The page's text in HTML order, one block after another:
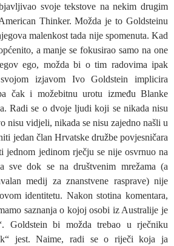
svoje tekstove na nekim drugim
Thinker. Možda je to Goldsteinu
malenkost tada nije spomenuta. Kad
a manje se fokusirao samo na one
ego, možda bi o tim radovima ipak
izjavom Ivo Goldstein implicira
čak i možebitnu urotu između Blanke
Radi se o dvoje ljudi koji se nikada nisu
nisu vidjeli, nikada se nisu zajedno našli u
jedan član Hrvatske družbe povjesničara
jednom jedinom rječju se nije osvrnuo na
sve dok se na društvenim mrežama (a
medij za znanstvene rasprave) nije
identitetu. Nakon stotina komentara,
saznanja o kojoj osobi iz Australije je
Goldstein bi možda trebao u rječniku
jest. Naime, radi se o riječi koja ja